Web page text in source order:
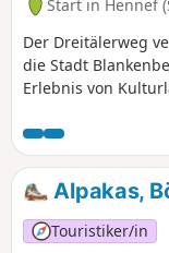
Start in Hennef
Der Dreitälerweg
die Stadt
Erlebnis von
über die Höhen
und vom
Kloster Merten mit
der Orangerie.
Alpakas,
Touristiker/in